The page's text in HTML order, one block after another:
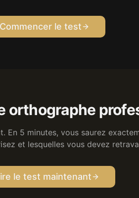
Commencer le test
orthographe
En 5 minutes, vous saurez
et lesquelles vous devez
le test maintenant